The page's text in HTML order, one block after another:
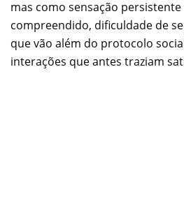
mas como sensação
compreendido, dificuldade de
que vão além do protocolo
interações que antes traziam